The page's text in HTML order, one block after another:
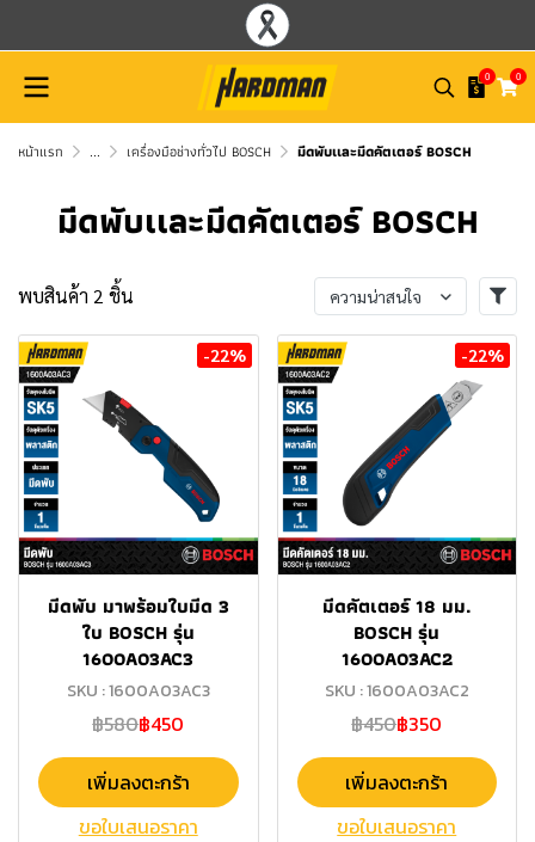
0 0
หน้าแรก ... เครื่องมือช่างทั่วไป BOSCH มีดพับเเละมีดคัตเตอร์ BOSCH
มีดพับเเละมีดคัตเตอร์ BOSCH
พบสินค้า 2 ชิ้น ความน่าสนใจ
-22%
มีดพับ มาพร้อมใบมีด 3
ใบ BOSCH รุ่น
1600A03AC3
SKU : 1600A03AC3
฿580฿450
เพิ่มลงตะกร้า
ขอใบเสนอราคา
-22%
มีดคัตเตอร์ 18 มม.
BOSCH รุ่น
1600A03AC2
SKU : 1600A03AC2
฿450฿350
เพิ่มลงตะกร้า
ขอใบเสนอราคา